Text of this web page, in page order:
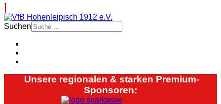
Suchen
Unsere regionalen & starken Premium-
Sponsoren: